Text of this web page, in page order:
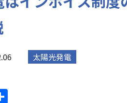
太陽光発電